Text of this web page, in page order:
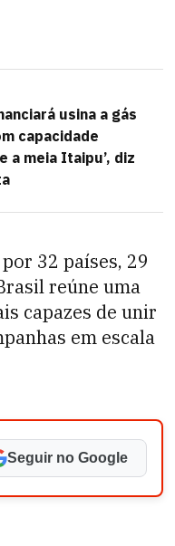
usina a gás
capacidade
a meia Itaipu’, diz
32 países, 29
reúne uma
capazes de unir
em escala
Seguir no Google